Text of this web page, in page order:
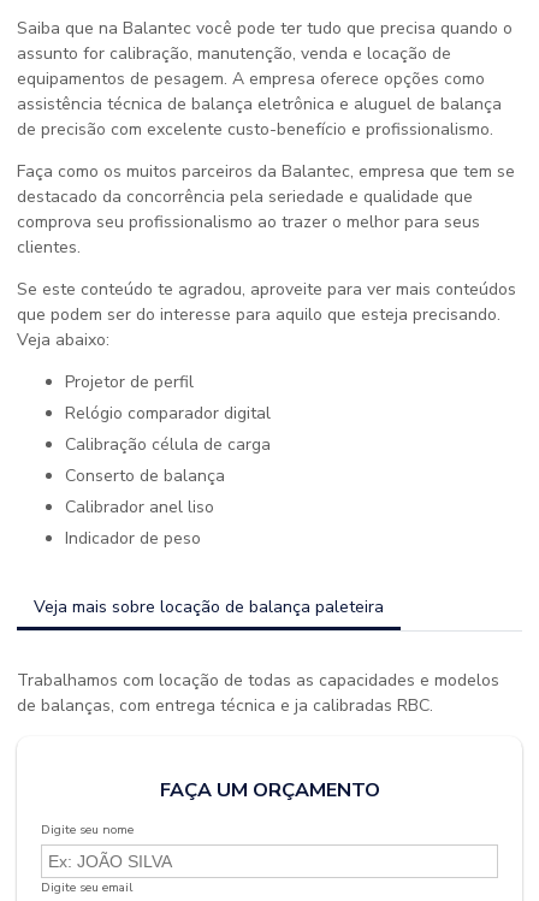
Saiba que na Balantec você pode ter tudo que precisa quando o
assunto for calibração, manutenção, venda e locação de
equipamentos de pesagem. A empresa oferece opções como
assistência técnica de balança eletrônica e aluguel de balança
de precisão com excelente custo-benefício e profissionalismo.
Faça como os muitos parceiros da Balantec, empresa que tem se
destacado da concorrência pela seriedade e qualidade que
comprova seu profissionalismo ao trazer o melhor para seus
clientes.
Se este conteúdo te agradou, aproveite para ver mais conteúdos
que podem ser do interesse para aquilo que esteja precisando.
Veja abaixo:
projetor de perfil
relógio comparador digital
calibração célula de carga
conserto de balança
calibrador anel liso
indicador de peso
Veja mais sobre locação de balança paleteira
Trabalhamos com locação de todas as capacidades e modelos
de balanças, com entrega técnica e ja calibradas RBC.
FAÇA UM ORÇAMENTO
Digite seu nome
Digite seu email